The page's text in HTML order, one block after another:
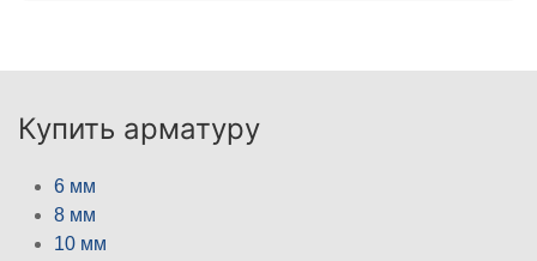
Купить арматуру
6 мм
8 мм
10 мм